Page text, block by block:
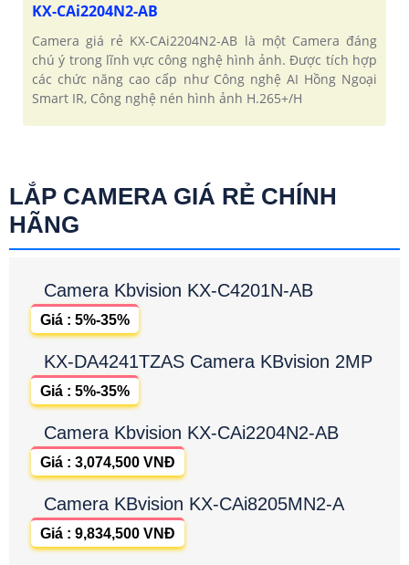
KX-CAi2204N2-AB
Camera giá rẻ KX-CAi2204N2-AB là một Camera đáng
chú ý trong lĩnh vực công nghệ hình ảnh. Được tích hợp
các chức năng cao cấp như Công nghệ AI Hồng Ngoại
Smart IR, Công nghệ nén hình ảnh H.265+/H
LẮP CAMERA GIÁ RẺ CHÍNH
HÃNG
Camera Kbvision KX-C4201N-AB
Giá : 5%-35%
KX-DA4241TZAS Camera KBvision 2MP
Giá : 5%-35%
Camera Kbvision KX-CAi2204N2-AB
Giá : 3,074,500 VNĐ
Camera KBvision KX-CAi8205MN2-A
Giá : 9,834,500 VNĐ